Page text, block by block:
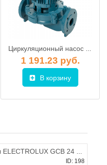
Циркуляционный насос IBO IPML 50-1100
1 191.23 руб.
В корзину
Газовый котел ELECTROLUX GCB 24 Basic Space Duo Fi
ID: 198